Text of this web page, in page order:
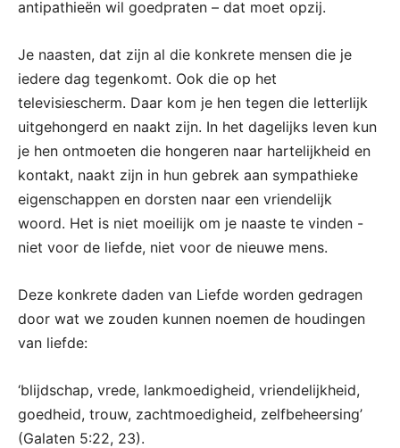
antipathieën wil goedpraten – dat moet opzij.
Je naasten, dat zijn al die konkrete mensen die je
iedere dag tegenkomt. Ook die op het
televisiescherm. Daar kom je hen tegen die letterlijk
uitgehongerd en naakt zijn. In het dagelijks leven kun
je hen ontmoeten die hongeren naar hartelijkheid en
kontakt, naakt zijn in hun gebrek aan sympathieke
eigenschappen en dorsten naar een vriendelijk
woord. Het is niet moeilijk om je naaste te vinden -
niet voor de liefde, niet voor de nieuwe mens.
Deze konkrete daden van Liefde worden gedragen
door wat we zouden kunnen noemen de houdingen
van liefde:
‘blijdschap, vrede, lankmoedigheid, vriendelijkheid,
goedheid, trouw, zachtmoedigheid, zelfbeheersing’
(Galaten 5:22, 23).